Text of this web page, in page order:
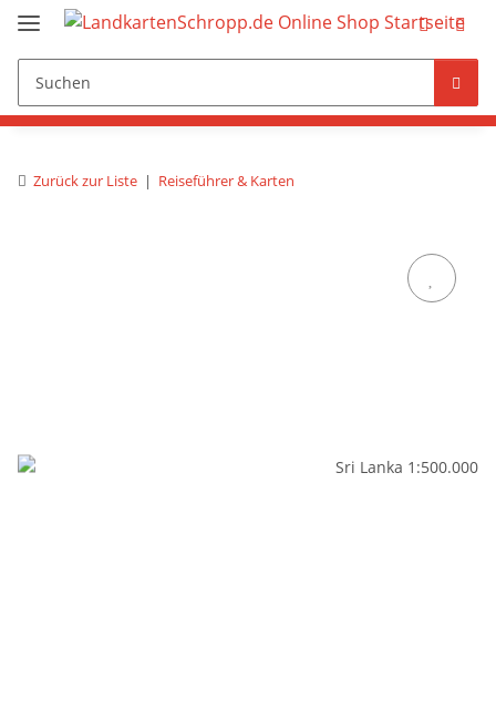
Zurück zur Liste Reiseführer & Karten